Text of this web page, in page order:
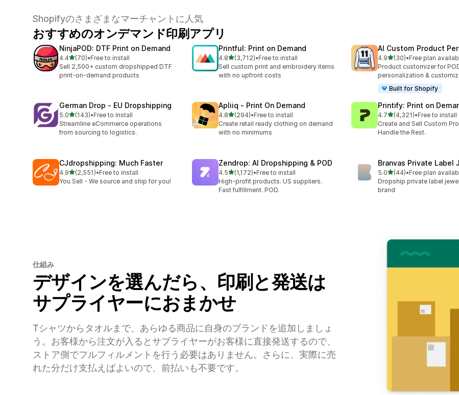
Shopifyのさまざまなマーチャントに人気
おすすめのオンデマンド印刷アプリ
NinjaPOD: DTF Print on Demand
4.45つ星中
(70)
合計レビュー数：70件
•Free to install
Sell 2,500+ custom dropshipped DTF
print-on-demand products
Printful: Print on Demand
4.85つ星中
(3,712)
合計レビュー数：3712件
•Free to install
Sell custom print and embroidery items
with no upfront costs
AI Custom Product
4.95つ星中
(30)
合計レビュー数：30件
•Free plan
Product customizer for
personalization &
Built for Shopify
German Drop ‑ EU Dropshipping
5.05つ星中
(143)
合計レビュー数：143件
•Free to install
Streamline eCommerce operations
from sourcing to logistics.
Apliiq ‑ Print On Demand
4.85つ星中
(294)
合計レビュー数：294件
•Free to install
Create retail ready clothing on demand
with no minimums
Printify: Print on
4.75つ星中
(4,321)
合計レビュー数：4321件
•Free to install
Create and Sell Custom
Handle the Rest.
CJdropshipping: Much Faster
4.95つ星中
(2,551)
合計レビュー数：2551件
•Free to install
You Sell - We source and ship for you!
Zendrop: AI Dropshipping & POD
4.55つ星中
(1,172)
合計レビュー数：1172件
•Free to install
High-profit products. US suppliers.
Fast fulfillment. POD.
Branvas Private Label
5.05つ星中
(44)
合計レビュー数：44件
•Free plan
Dropship private label
brand
仕組み
デザインを選んだら、印刷と発送は
サプライヤーにおまかせ
Tシャツからタオルまで、あらゆる商品に自身のブランドを追加しましょ
う。お客様から注文が入るとサプライヤーがお客様に直接発送するので、
ストア側でフルフィルメントを行う必要はありません。さらに、実際に売
れた分だけ支払えばよいので、前払いも不要です。